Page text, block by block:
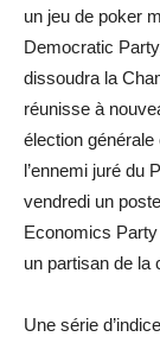
un jeu de poker
Democratic
dissoudra la
réunisse à
élection
l’ennemi juré du
vendredi un
Economics
un partisan de la
Une série